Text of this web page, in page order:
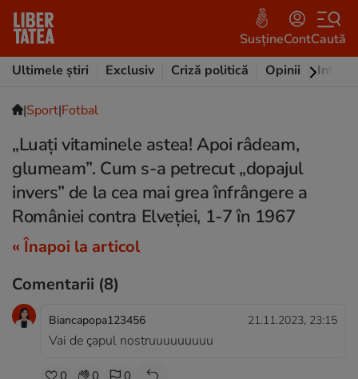
SusțineContCaută
Ultimele știri
Exclusiv Criză politică Opinii
|Sport|Fotbal
„Luați vitaminele astea! Apoi râdeam,
glumeam”. Cum s-a petrecut „dopajul
invers” de la cea mai grea înfrângere a
României contra Elveției, 1-7 în 1967
« Înapoi la articol
Comentarii (8)
Biancapopa123456 21.11.2023, 23:15
Vai de çapul nostruuuuuuuuu
0 0 0